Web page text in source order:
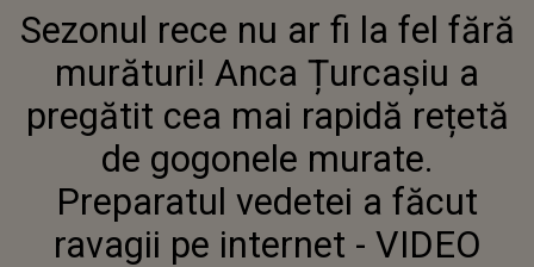
FĂRĂ MURĂTURI! ANCA
ȚURCAȘIU A PREGĂTIT CEA
MAI RAPIDĂ REȚETĂ DE
GOGONELE MURATE.
PREPARATUL VEDETEI A FĂCUT
RAVAGII PE INTERNET - VIDEO
Sezonul rece nu ar fi la fel fără
murături! Anca Țurcașiu a
pregătit cea mai rapidă rețetă
de gogonele murate.
Preparatul vedetei a făcut
ravagii pe internet - VIDEO